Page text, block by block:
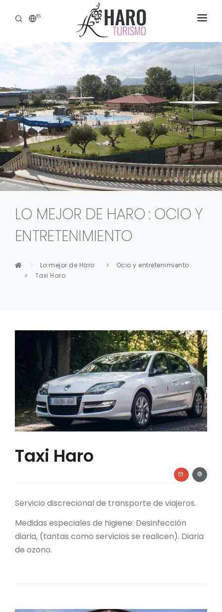
ES
DESCUBRE HARO
SERVICIOS
PATRIMONIO
ENOTURISMO
GASTRONOMÍA
EXPERIENCIAS
CONTACTO
LO MEJOR DE HARO : OCIO Y
ENTRETENIMIENTO
Lo mejor de Haro
Ocio y entretenimiento
Taxi Haro
Taxi Haro
Servicio discrecional de transporte de viajeros.
Medidas especiales de higiene: Desinfección
diaria, (tantas como servicios se realicen). Diaria
de ozono.